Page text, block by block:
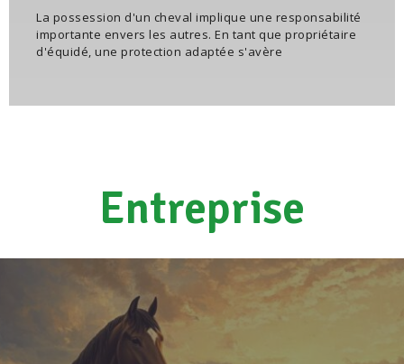
La possession d'un cheval implique une responsabilité
importante envers les autres. En tant que propriétaire
d'équidé, une protection adaptée s'avère
Entreprise